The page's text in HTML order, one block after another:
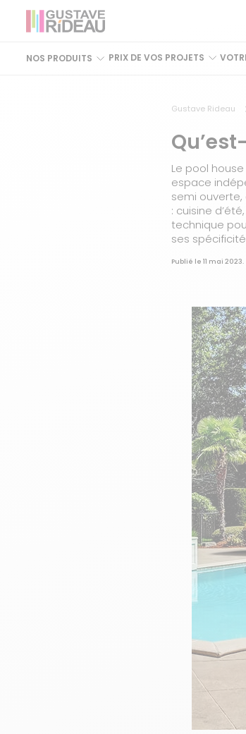
NOS PRODUITS PRIX DE VOS PROJETS
Gustave Rideau
Le pool
espace
semi
: cuisine
technique
ses
Publié le 11 mai 2023.